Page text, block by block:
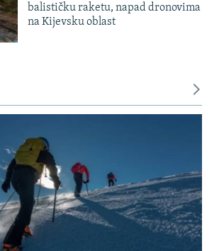
balističku raketu, napad dronovima
na Kijevsku oblast